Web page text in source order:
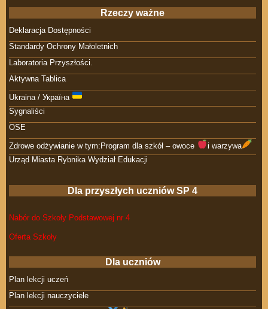
Rzeczy ważne
Deklaracja Dostępności
Standardy Ochrony Małoletnich
Laboratoria Przyszłości.
Aktywna Tablica
Ukraina / Україна
Sygnaliści
OSE
Zdrowe odżywianie w tym:Program dla szkół – owoce
i warzywa
Urząd Miasta Rybnika Wydział Edukacji
Dla przyszłych uczniów SP 4
Nabór do Szkoły Podstawowej nr 4
Oferta Szkoły
Dla uczniów
Plan lekcji uczeń
Plan lekcji nauczyciele